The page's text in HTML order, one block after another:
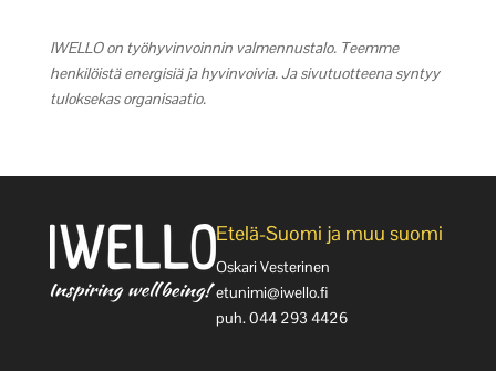
IWELLO on työhyvinvoinnin valmennustalo. Teemme
henkilöistä energisiä ja hyvinvoivia. Ja sivutuotteena syntyy
tuloksekas organisaatio.
Etelä-Suomi ja muu suomi
Oskari Vesterinen
etunimi@iwello.fi
puh. 044 293 4426